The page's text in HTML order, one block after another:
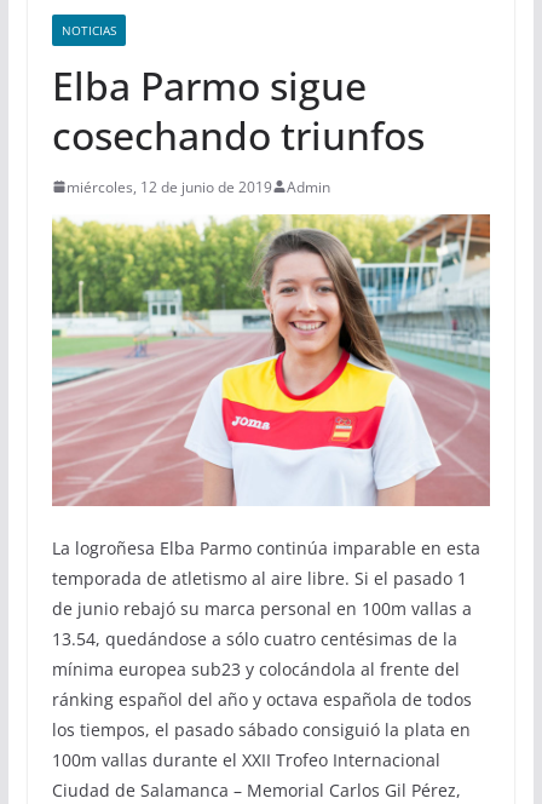
NOTICIAS
Elba Parmo sigue
cosechando triunfos
miércoles, 12 de junio de 2019 Admin
La logroñesa Elba Parmo continúa imparable en esta
temporada de atletismo al aire libre. Si el pasado 1
de junio rebajó su marca personal en 100m vallas a
13.54, quedándose a sólo cuatro centésimas de la
mínima europea sub23 y colocándola al frente del
ránking español del año y octava española de todos
los tiempos, el pasado sábado consiguió la plata en
100m vallas durante el XXII Trofeo Internacional
Ciudad de Salamanca – Memorial Carlos Gil Pérez,